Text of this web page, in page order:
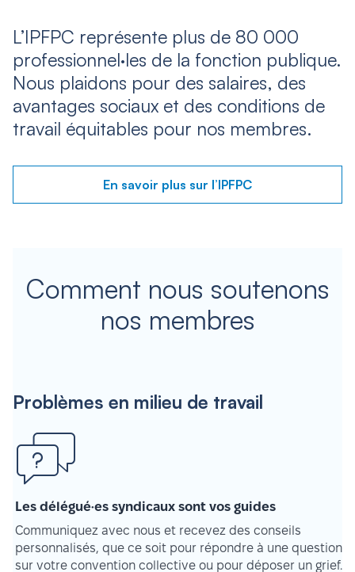
L’IPFPC représente plus de 80 000
professionnel·les de la fonction publique.
Nous plaidons pour des salaires, des
avantages sociaux et des conditions de
travail équitables pour nos membres.
En savoir plus sur l’IPFPC
Comment nous soutenons
nos membres
Problèmes en milieu de travail
Les délégué·es syndicaux sont vos guides
Communiquez avec nous et recevez des conseils
personnalisés, que ce soit pour répondre à une question
sur votre convention collective ou pour déposer un grief.